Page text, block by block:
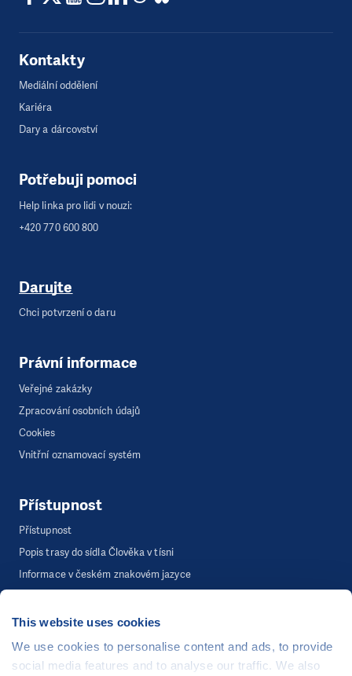
This website uses cookies
We use cookies to personalise content and ads, to provide
social media features and to analyse our traffic. We also
Kontakty
Mediální oddělení
Kariéra
Dary a dárcovství
Potřebuji pomoci
Help linka pro lidi v nouzi:
+420 770 600 800
Darujte
Chci potvrzení o daru
Právní informace
Veřejné zakázky
Zpracování osobních údajů
Cookies
Vnitřní oznamovací systém
Přístupnost
Přístupnost
Popis trasy do sídla Člověka v tísni
Informace v českém znakovém jazyce
Webová stránka běží na bezplatně poskytnutém server hostingu od
CZECHIA.COM. Děkujeme.